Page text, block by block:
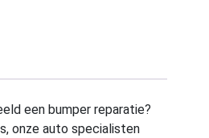
een bumper reparatie?
onze auto specialisten